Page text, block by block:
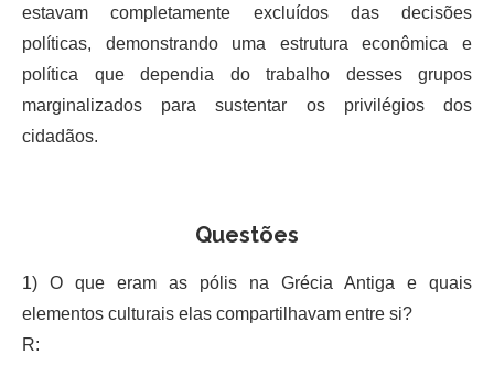
estavam completamente excluídos das decisões
políticas, demonstrando uma estrutura econômica e
política que dependia do trabalho desses grupos
marginalizados para sustentar os privilégios dos
cidadãos.
Questões
1) O que eram as pólis na Grécia Antiga e quais
elementos culturais elas compartilhavam entre si?
R: